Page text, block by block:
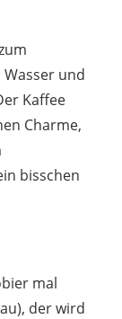
und
Kaffee
Charme,
bisschen
mal
der wird